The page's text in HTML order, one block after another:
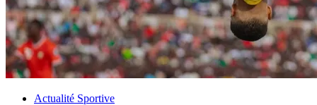
Actualité Sportive